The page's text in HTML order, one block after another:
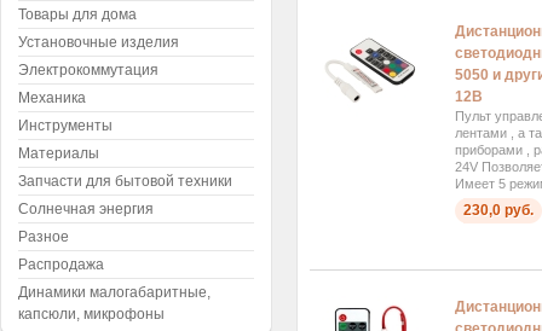
5050 и
12В
Пульт
лентами , а
приборами ,
24V
Имеет 5
230,0 руб.
Товары для дома
Установочные изделия
Электрокоммутация
Механика
Инструменты
Материалы
Запчасти для бытовой техники
Солнечная энергия
Разное
Распродажа
Динамики малогабаритные,
капсюли, микрофоны